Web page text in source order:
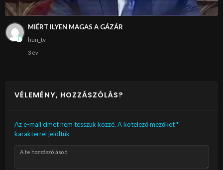
MIÉRT ILYEN MAGAS A GÁZÁR
hun_tv
3 év
VÉLEMÉNY, HOZZÁSZÓLÁS?
Az e-mail címet nem tesszük közzé. A kötelező mezőket*
karakterrel jelöltük
A te hozzászólásod